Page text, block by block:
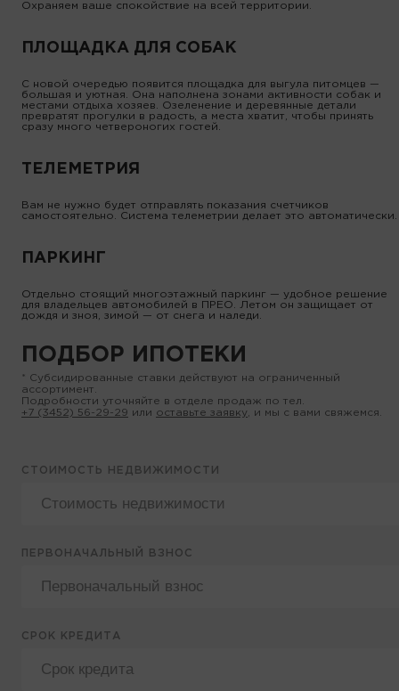
Охраняем ваше спокойствие на всей территории.
ПЛОЩАДКА ДЛЯ СОБАК
С новой очередью появится площадка для выгула питомцев —
большая и уютная. Она наполнена зонами активности собак и
местами отдыха хозяев. Озеленение и деревянные детали
превратят прогулки в радость, а места хватит, чтобы принять
сразу много четвероногих гостей.
ТЕЛЕМЕТРИЯ
Вам не нужно будет отправлять показания счетчиков
самостоятельно. Система телеметрии делает это автоматически.
ПАРКИНГ
Отдельно стоящий многоэтажный паркинг — удобное решение
для владельцев автомобилей в ПРЕО. Летом он защищает от
дождя и зноя, зимой — от снега и наледи.
ПОДБОР ИПОТЕКИ
* Субсидированные ставки действуют на ограниченный
ассортимент.
Подробности уточняйте в отделе продаж по тел.
+7 (3452) 56-29-29 или оставьте заявку , и мы с вами свяжемся.
СТОИМОСТЬ НЕДВИЖИМОСТИ
ПЕРВОНАЧАЛЬНЫЙ ВЗНОС
СРОК КРЕДИТА